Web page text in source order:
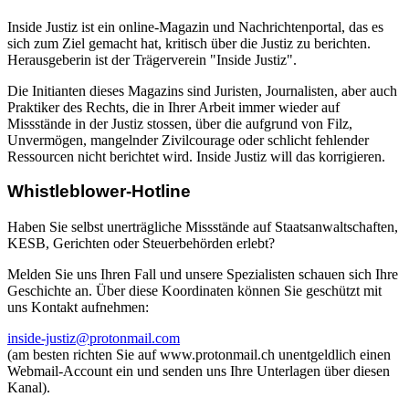
Inside Justiz ist ein online-Magazin und Nachrichtenportal, das es
sich zum Ziel gemacht hat, kritisch über die Justiz zu berichten.
Herausgeberin ist der Trägerverein "Inside Justiz".
Die Initianten dieses Magazins sind Juristen, Journalisten, aber auch
Praktiker des Rechts, die in Ihrer Arbeit immer wieder auf
Missstände in der Justiz stossen, über die aufgrund von Filz,
Unvermögen, mangelnder Zivilcourage oder schlicht fehlender
Ressourcen nicht berichtet wird. Inside Justiz will das korrigieren.
Whistleblower-Hotline
Haben Sie selbst unerträgliche Missstände auf Staatsanwaltschaften,
KESB, Gerichten oder Steuerbehörden erlebt?
Melden Sie uns Ihren Fall und unsere Spezialisten schauen sich Ihre
Geschichte an. Über diese Koordinaten können Sie geschützt mit
uns Kontakt aufnehmen:
inside-justiz@protonmail.com
(am besten richten Sie auf www.protonmail.ch unentgeldlich einen
Webmail-Account ein und senden uns Ihre Unterlagen über diesen
Kanal).